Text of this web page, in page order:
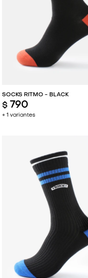
SOCKS RITMO - BLACK
+ 1 variantes
$ 790